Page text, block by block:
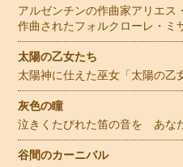
アルゼンチンの作曲家アリエス
作曲されたフォルクローレ・ミ
太陽の乙女たち
太陽神に仕えた巫女「太陽の乙
灰色の瞳
泣きくたびれた笛の音を あな
谷間のカーニバル